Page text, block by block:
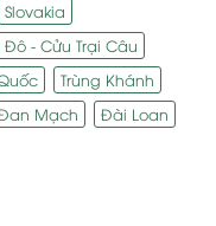
Slovakia
Đô - Cửu Trại Câu
Trùng Khánh
Mạch
Đài Loan